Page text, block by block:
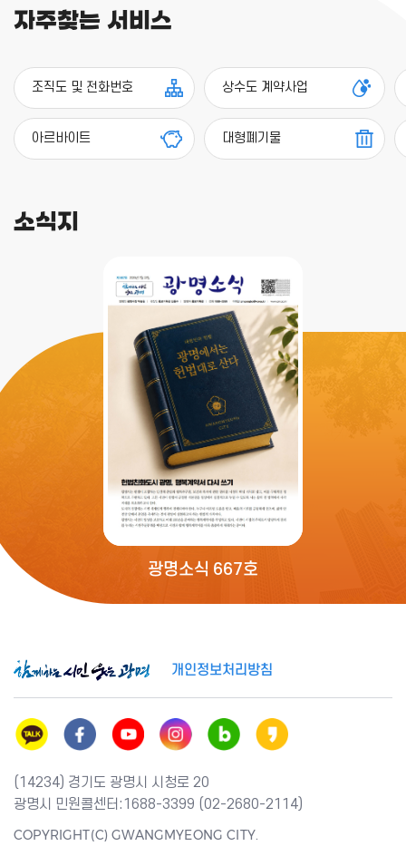
자주찾는 서비스
조직도 및 전화번호 상수도 계약사업
아르바이트 대형폐기물
소식지
광명소식 667호
개인정보처리방침
(14234) 경기도 광명시 시청로 20
광명시 민원콜센터:1688-3399 (02-2680-2114)
COPYRIGHT(C) GWANGMYEONG CITY.